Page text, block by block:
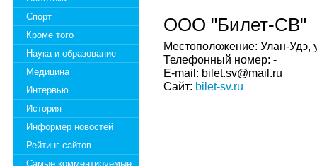
Спорт
Кроме того
Наука и образование
Медицина
Интервью
История
Информер новостей
Рейтинг сайтов
Самые комментируемые
ООО "Билет-СВ"
Местоположение: Улан-Удэ,
Телефонный номер: -
E-mail: bilet.sv@mail.ru
Сайт: bilet-sv.ru